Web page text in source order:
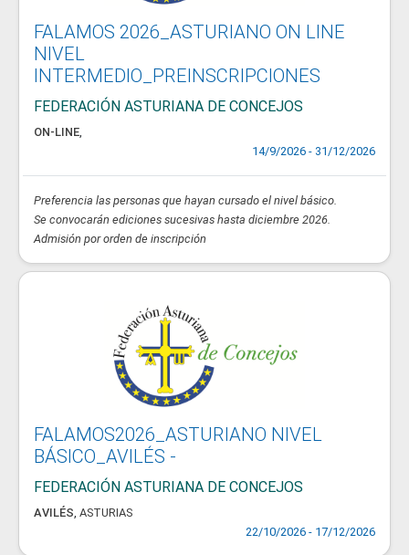
FALAMOS 2026_ASTURIANO ON LINE
NIVEL
INTERMEDIO_PREINSCRIPCIONES
FEDERACIÓN ASTURIANA DE CONCEJOS
ON-LINE,
14/9/2026 - 31/12/2026
Preferencia las personas que hayan cursado el nivel básico.
Se convocarán ediciones sucesivas hasta diciembre 2026.
Admisión por orden de inscripción
FALAMOS2026_ASTURIANO NIVEL
BÁSICO_AVILÉS -
FEDERACIÓN ASTURIANA DE CONCEJOS
AVILÉS, ASTURIAS
22/10/2026 - 17/12/2026